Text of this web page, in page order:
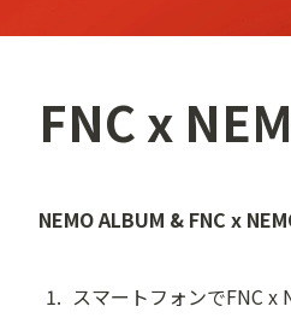
FNC x
NEMO ALBUM & FNC x
1. スマートフォンでFNC x